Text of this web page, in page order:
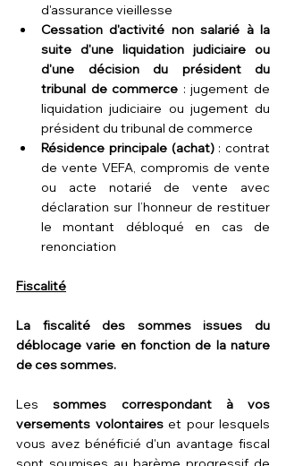
d'assurance vieillesse
Cessation d'activité non salarié à la
suite d'une liquidation judiciaire ou
d'une décision du président du
tribunal de commerce : jugement de
liquidation judiciaire ou jugement du
président du tribunal de commerce
Résidence principale (achat) : contrat
de vente VEFA, compromis de vente
ou acte notarié de vente avec
déclaration sur l’honneur de restituer
le montant débloqué en cas de
renonciation
Fiscalité
La fiscalité des sommes issues du
déblocage varie en fonction de la nature
de ces sommes.
Les sommes correspondant à vos
versements volontaires et pour lesquels
vous avez bénéficié d'un avantage fiscal